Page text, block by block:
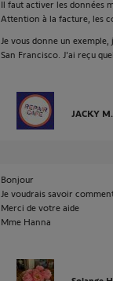
Il faut activer les données
Attention à la facture, les
Je vous donne un
San Francisco. J'ai reçu
JACKY M.
Bonjour
Je voudrais savoir
Merci de votre aide
Mme Hanna